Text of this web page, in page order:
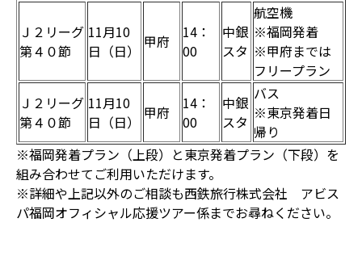
Ｊ２リーグ
第４０節
11月10
日（日）
甲府
14：
00
中銀
スタ
航空機
※福岡発着
※甲府までは
フリープラン
Ｊ２リーグ
第４０節
11月10
日（日）
甲府
14：
00
中銀
スタ
バス
※東京発着日
帰り
※福岡発着プラン（上段）と東京発着プラン（下段）を
組み合わせてご利用いただけます。
※詳細や上記以外のご相談も西鉄旅行株式会社 アビス
パ福岡オフィシャル応援ツアー係までお尋ねください。